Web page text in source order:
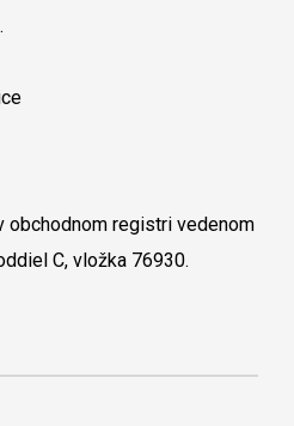
obchodnom registri vedenom
C, vložka 76930.